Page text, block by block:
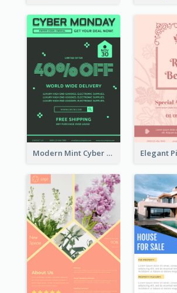
Modern Mint Cyber Monday Discount Flyer Design Template